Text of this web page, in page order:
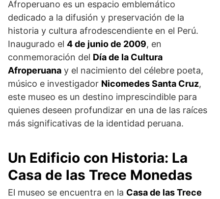
Afroperuano es un espacio emblemático
dedicado a la difusión y preservación de la
historia y cultura afrodescendiente en el Perú.
Inaugurado el 4 de junio de 2009, en
conmemoración del Día de la Cultura
Afroperuana y el nacimiento del célebre poeta,
músico e investigador Nicomedes Santa Cruz,
este museo es un destino imprescindible para
quienes deseen profundizar en una de las raíces
más significativas de la identidad peruana.
Un Edificio con Historia: La
Casa de las Trece Monedas
El museo se encuentra en la Casa de las Trece